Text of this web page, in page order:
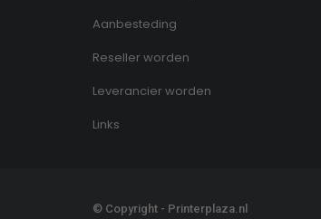
Aanbesteding
Reseller worden
Leverancier worden
Links
© Copyright - Printerplaza.nl